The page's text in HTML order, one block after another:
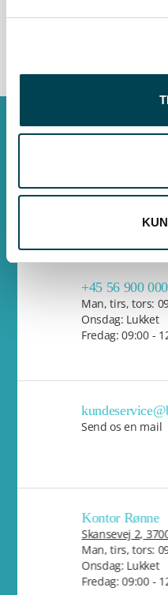
Har du brug for
+45 56 900 000
Man, tirs, tors:
Onsdag: Lukket
Fredag: 09:00 -
Send os en mail
Kontor Rønne
Skansevej 2,
Man, tirs, tors:
Onsdag: Lukket
Fredag: 09:00 -